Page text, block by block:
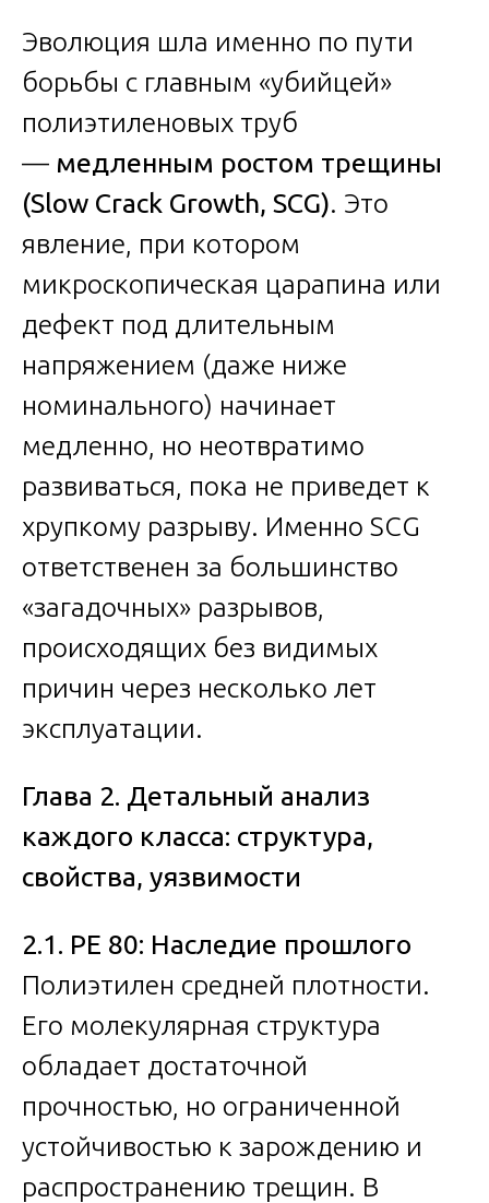
Эволюция шла именно по пути
борьбы с главным «убийцей»
полиэтиленовых труб
— медленным ростом трещины
(Slow Crack Growth, SCG). Это
явление, при котором
микроскопическая царапина или
дефект под длительным
напряжением (даже ниже
номинального) начинает
медленно, но неотвратимо
развиваться, пока не приведет к
хрупкому разрыву. Именно SCG
ответственен за большинство
«загадочных» разрывов,
происходящих без видимых
причин через несколько лет
эксплуатации.
Глава 2. Детальный анализ
каждого класса: структура,
свойства, уязвимости
2.1. PE 80: Наследие прошлого
Полиэтилен средней плотности.
Его молекулярная структура
обладает достаточной
прочностью, но ограниченной
устойчивостью к зарождению и
распространению трещин. В